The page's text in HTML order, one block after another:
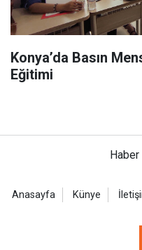
Konya’da Basın
Eğitimi
Anasayfa Künye